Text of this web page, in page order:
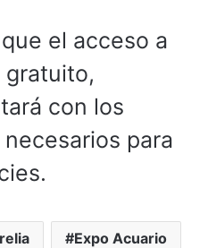
el acceso a
con los
para
Expo Acuario